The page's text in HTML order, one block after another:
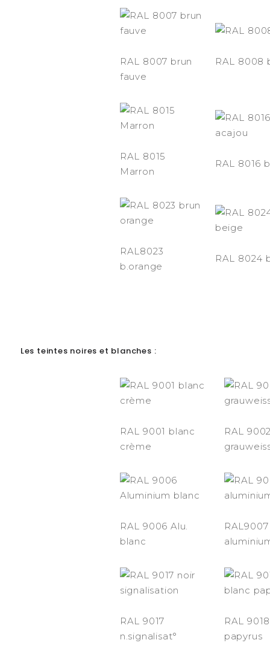
RAL 8007 brun
fauve
RAL 8008
RAL 8015
Marron
RAL 8016
RAL8023
b.orange
RAL 8024
Les teintes noires et blanches :
RAL 9001 blanc
crème
RAL
RAL 9006 Alu.
blanc
RAL9007
RAL 9017
n.signalisat°
RAL
papyrus